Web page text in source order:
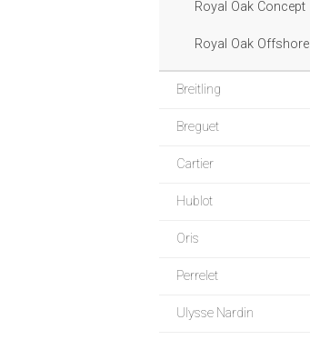
Royal Oak Concept
Royal Oak Offshore
Breitling
Breguet
Cartier
Hublot
Oris
Perrelet
Ulysse Nardin